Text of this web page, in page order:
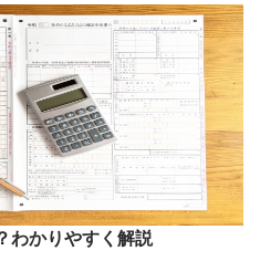
わかりやすく解説